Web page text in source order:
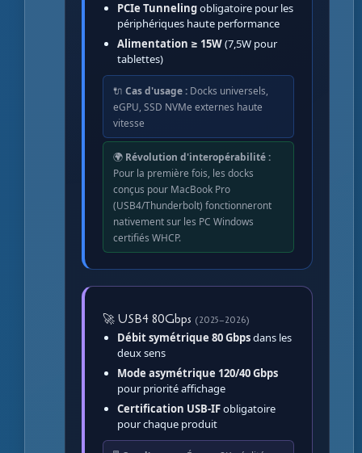
PCIe Tunnelingobligatoire pour les
périphériques haute performance
Alimentation ≥ 15W(7,5W pour
tablettes)
🔌 Cas d'usage : Docks universels,
eGPU, SSD NVMe externes haute
vitesse
🌍 Révolution d'interopérabilité :
Pour la première fois, les docks
conçus pour MacBook Pro
(USB4/Thunderbolt) fonctionneront
nativement sur les PC Windows
certifiés WHCP.
🚀 USB4 80Gbps (2025–2026)
Débit symétrique 80 Gbpsdans les
deux sens
Mode asymétrique 120/40 Gbps
pour priorité affichage
Certification USB-IFobligatoire
pour chaque produit